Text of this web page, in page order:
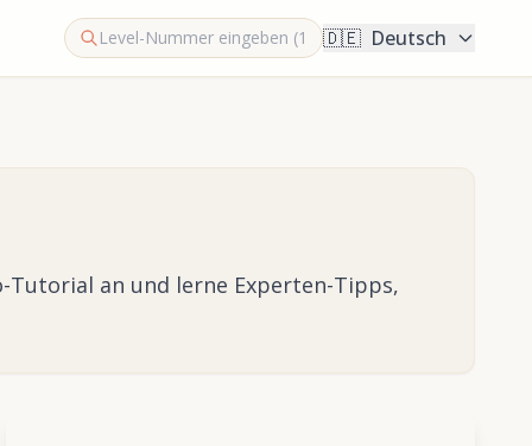
🇩🇪 Deutsch
Tutorial an und lerne Experten-Tipps,